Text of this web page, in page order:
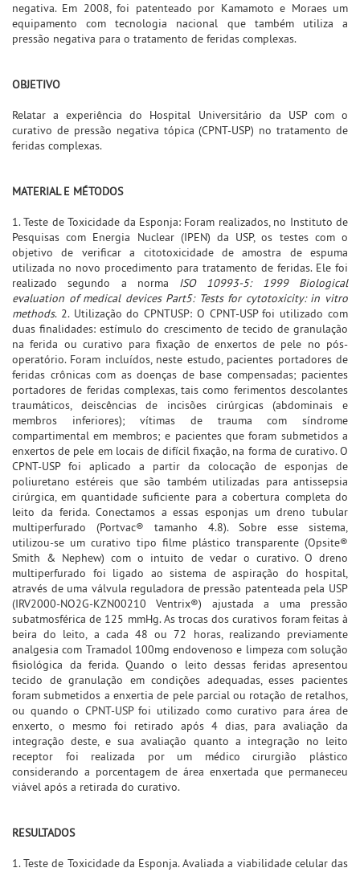
negativa. Em 2008, foi patenteado por Kamamoto e Moraes um
equipamento com tecnologia nacional que também utiliza a
pressão negativa para o tratamento de feridas complexas.
OBJETIVO
Relatar a experiência do Hospital Universitário da USP com o
curativo de pressão negativa tópica (CPNT-USP) no tratamento de
feridas complexas.
MATERIAL E MÉTODOS
1. Teste de Toxicidade da Esponja: Foram realizados, no Instituto de
Pesquisas com Energia Nuclear (IPEN) da USP, os testes com o
objetivo de verificar a citotoxicidade de amostra de espuma
utilizada no novo procedimento para tratamento de feridas. Ele foi
realizado segundo a norma ISO 10993-5: 1999 Biological
evaluation of medical devices Part5: Tests for cytotoxicity: in vitro
methods. 2. Utilização do CPNTUSP: O CPNT-USP foi utilizado com
duas finalidades: estímulo do crescimento de tecido de granulação
na ferida ou curativo para fixação de enxertos de pele no pós-
operatório. Foram incluídos, neste estudo, pacientes portadores de
feridas crônicas com as doenças de base compensadas; pacientes
portadores de feridas complexas, tais como ferimentos descolantes
traumáticos, deiscências de incisões cirúrgicas (abdominais e
membros inferiores); vítimas de trauma com síndrome
compartimental em membros; e pacientes que foram submetidos a
enxertos de pele em locais de difícil fixação, na forma de curativo. O
CPNT-USP foi aplicado a partir da colocação de esponjas de
poliuretano estéreis que são também utilizadas para antissepsia
cirúrgica, em quantidade suficiente para a cobertura completa do
leito da ferida. Conectamos a essas esponjas um dreno tubular
multiperfurado (Portvac® tamanho 4.8). Sobre esse sistema,
utilizou-se um curativo tipo filme plástico transparente (Opsite®
Smith & Nephew) com o intuito de vedar o curativo. O dreno
multiperfurado foi ligado ao sistema de aspiração do hospital,
através de uma válvula reguladora de pressão patenteada pela USP
(IRV2000-NO2G-KZN00210 Ventrix®) ajustada a uma pressão
subatmosférica de 125 mmHg. As trocas dos curativos foram feitas à
beira do leito, a cada 48 ou 72 horas, realizando previamente
analgesia com Tramadol 100mg endovenoso e limpeza com solução
fisiológica da ferida. Quando o leito dessas feridas apresentou
tecido de granulação em condições adequadas, esses pacientes
foram submetidos a enxertia de pele parcial ou rotação de retalhos,
ou quando o CPNT-USP foi utilizado como curativo para área de
enxerto, o mesmo foi retirado após 4 dias, para avaliação da
integração deste, e sua avaliação quanto a integração no leito
receptor foi realizada por um médico cirurgião plástico
considerando a porcentagem de área enxertada que permaneceu
viável após a retirada do curativo.
RESULTADOS
1. Teste de Toxicidade da Esponja. Avaliada a viabilidade celular das